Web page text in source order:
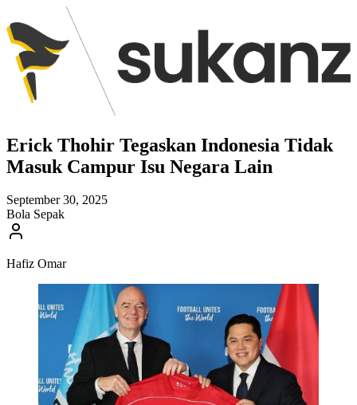
Erick Thohir Tegaskan Indonesia Tidak
Masuk Campur Isu Negara Lain
September 30, 2025
Bola Sepak
Hafiz Omar